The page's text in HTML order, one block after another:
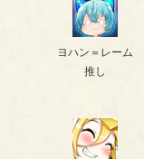
ヨハン＝レーム
推し